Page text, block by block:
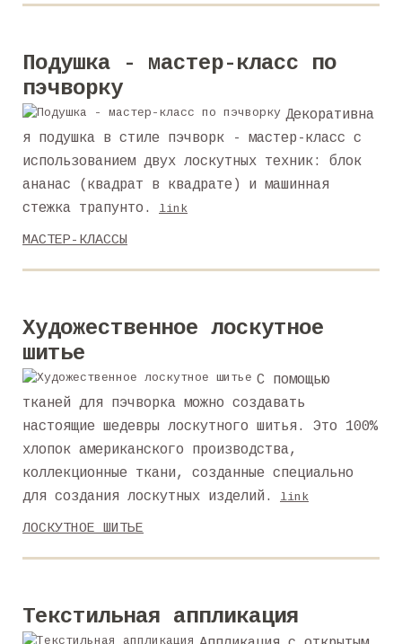
Подушка - мастер-класс по
пэчворку
Декоративна
я подушка в стиле пэчворк - мастер-класс с
использованием двух лоскутных техник: блок
ананас (квадрат в квадрате) и машинная
стежка трапунто.
link
МАСТЕР-КЛАССЫ
Художественное лоскутное
шитье
С помощью
тканей для пэчворка можно создавать
настоящие шедевры лоскутного шитья. Это 100%
хлопок американского производства,
коллекционные ткани, созданные специально
для создания лоскутных изделий.
link
ЛОСКУТНОЕ ШИТЬЕ
Текстильная аппликация